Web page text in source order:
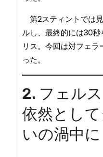
第2スティントでは
ルし、最終的には30
リス。今回は対フェ
った。
2. フェル
依然とし
いの渦中に